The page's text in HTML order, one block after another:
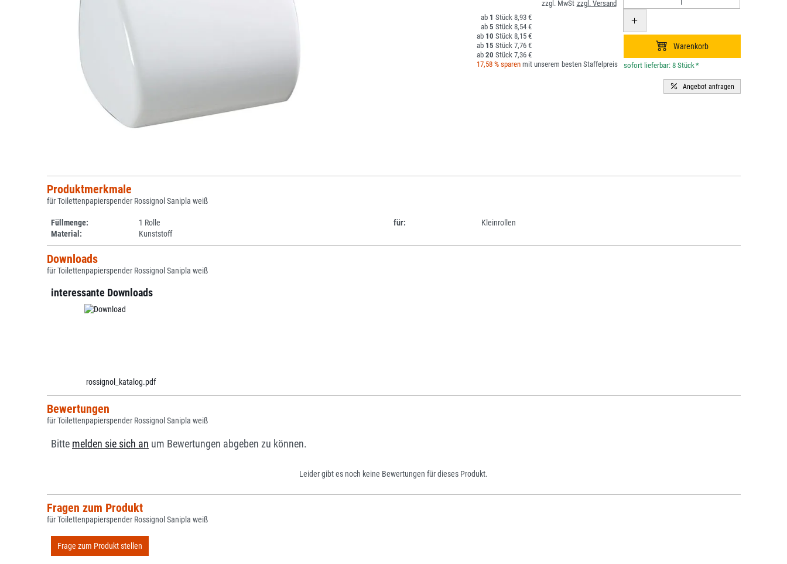
1
8,93 €
5
8,54 €
10
8,15 €
15
7,76 €
20
7,36 €
17,58 % sparenmit unserem besten Staffelpreis *
Produktmerkmale
für Toilettenpapierspender Rossignol Sanipla weiß
Füllmenge: 1 Rolle für:
Kleinrollen
Material:
Kunststoff
Downloads
für Toilettenpapierspender Rossignol Sanipla weiß
interessante Downloads
rossignol_katalog.pdf
Bewertungen
für Toilettenpapierspender Rossignol Sanipla weiß
Bitte melden sie sich an um Bewertungen abgeben zu können.
Leider gibt es noch keine Bewertungen für dieses Produkt.
Fragen zum Produkt
für Toilettenpapierspender Rossignol Sanipla weiß
Frage zum Produkt stellen